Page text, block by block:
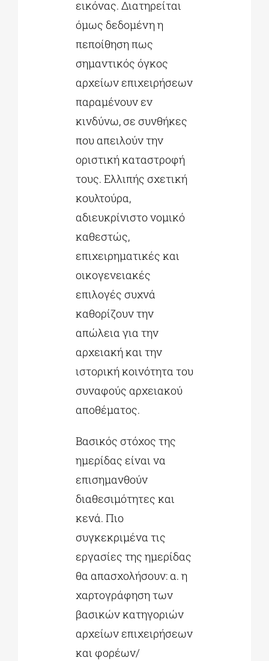
εικόνας. Διατηρείται
όμως δεδομένη η
πεποίθηση πως
σημαντικός όγκος
αρχείων επιχειρήσεων
παραμένουν εν
κινδύνω, σε συνθήκες
που απειλούν την
οριστική καταστροφή
τους. Ελλιπής σχετική
κουλτούρα,
αδιευκρίνιστο νομικό
καθεστώς,
επιχειρηματικές και
οικογενειακές
επιλογές συχνά
καθορίζουν την
απώλεια για την
αρχειακή και την
ιστορική κοινότητα του
συναφούς αρχειακού
αποθέματος.
Βασικός στόχος της
ημερίδας είναι να
επισημανθούν
διαθεσιμότητες και
κενά. Πιο
συγκεκριμένα τις
εργασίες της ημερίδας
θα απασχολήσουν: α. η
χαρτογράφηση των
βασικών κατηγοριών
αρχείων επιχειρήσεων
και φορέων/